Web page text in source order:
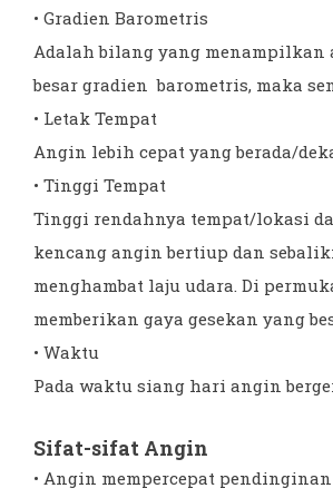
• Gradien Barometris
Adalah bilang yang menampilkan
besar gradien barometris, maka
• Letak Tempat
Angin lebih cepat yang berada/
• Tinggi Tempat
Tinggi rendahnya tempat/lokasi
kencang angin bertiup dan
menghambat laju udara. Di
memberikan gaya gesekan yang
• Waktu
Pada waktu siang hari angin
Sifat-sifat Angin
• Angin mempercepat